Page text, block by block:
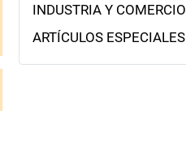
INDUSTRIA Y COMERCIO
ARTÍCULOS ESPECIALES